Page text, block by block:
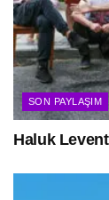
SON PAYLAŞIM
Haluk